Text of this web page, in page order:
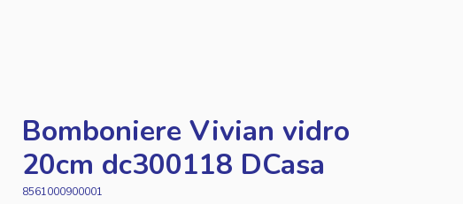
Bomboniere Vivian vidro
20cm dc300118 DCasa
8561000900001